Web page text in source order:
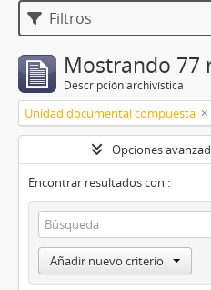
Filtros
Mostrando 77
Descripción archivística
Unidad documental compuesta
Opciones
Encontrar resultados con :
Añadir nuevo criterio